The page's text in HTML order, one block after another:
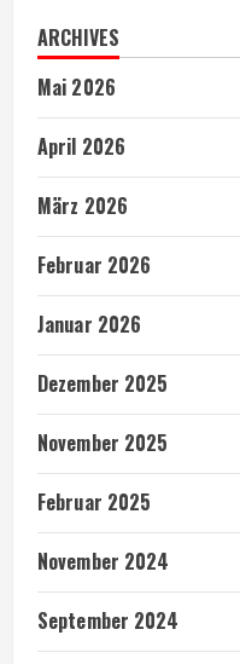
ARCHIVES
Mai 2026
April 2026
März 2026
Februar 2026
Januar 2026
Dezember 2025
November 2025
Februar 2025
November 2024
September 2024